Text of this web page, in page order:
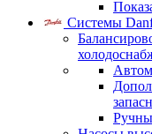
Системы